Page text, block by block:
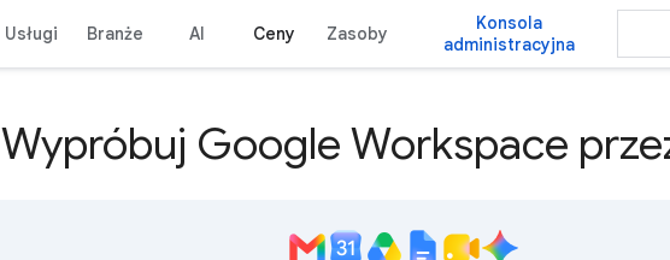
Usługi Branże AI Ceny Zasoby
Konsola
administracyjna
Wypróbuj Google Workspace